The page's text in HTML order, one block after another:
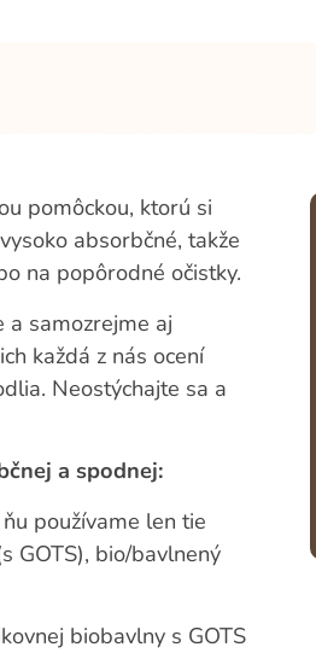
pomôckou, ktorú si
absorbčné, takže
na popôrodné očistky.
a samozrejme aj
každá z nás ocení
Neostýchajte sa a
a spodnej:
používame len tie
GOTS), bio/bavlnený
biobavlny s GOTS